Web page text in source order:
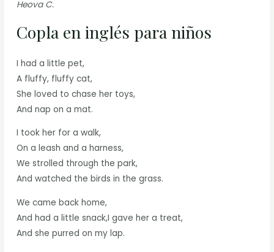
Heova C.
Copla en inglés para niños
I had a little pet,
A fluffy, fluffy cat,
She loved to chase her toys,
And nap on a mat.
I took her for a walk,
On a leash and a harness,
We strolled through the park,
And watched the birds in the grass.
We came back home,
And had a little snack,I gave her a treat,
And she purred on my lap.